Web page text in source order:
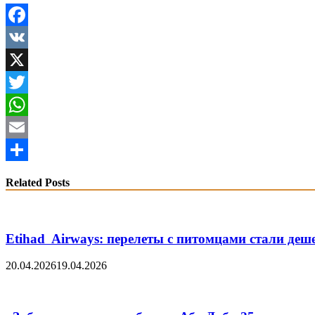
Facebook
VK
X
Twitter
WhatsApp
Email
Related Posts
Etihad Airways: перелеты с питомцами стали
20.04.202619.04.2026